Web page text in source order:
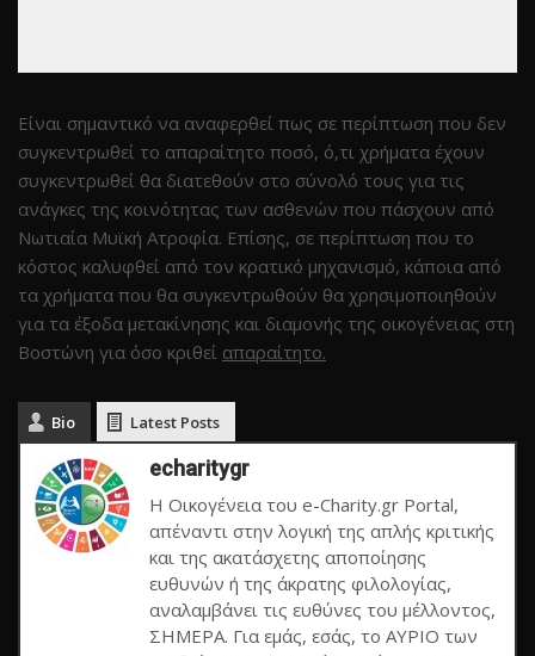
Είναι σημαντικό να αναφερθεί πως σε περίπτωση που δεν
συγκεντρωθεί το απαραίτητο ποσό, ό,τι χρήματα έχουν
συγκεντρωθεί θα διατεθούν στο σύνολό τους για τις
ανάγκες της κοινότητας των ασθενών που πάσχουν από
Νωτιαία Μυϊκή Ατροφία. Επίσης, σε περίπτωση που το
κόστος καλυφθεί από τον κρατικό μηχανισμό, κάποια από
τα χρήματα που θα συγκεντρωθούν θα χρησιμοποιηθούν
για τα έξοδα μετακίνησης και διαμονής της οικογένειας στη
Βοστώνη για όσο κριθεί απαραίτητο.
Bio Latest Posts
echaritygr
Η Οικογένεια του e-Charity.gr Portal,
απέναντι στην λογική της απλής κριτικής
και της ακατάσχετης αποποίησης
ευθυνών ή της άκρατης φιλολογίας,
αναλαμβάνει τις ευθύνες του μέλλοντος,
ΣΗΜΕΡΑ. Για εμάς, εσάς, το ΑΥΡΙΟ των